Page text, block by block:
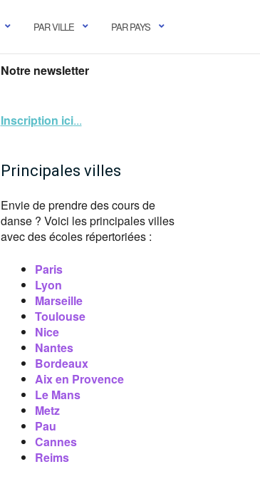
PAR VILLE PAR PAYS
Notre newsletter
Inscription ici...
Principales villes
Envie de prendre des cours de
danse ? Voici les principales villes
avec des écoles répertoriées :
Paris
Lyon
Marseille
Toulouse
Nice
Nantes
Bordeaux
Aix en Provence
Le Mans
Metz
Pau
Cannes
Reims